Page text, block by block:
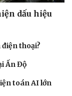
dấu hiệu
thoại?
Ấn Độ
toán AI lớn